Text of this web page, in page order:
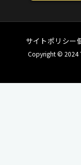
サイトポリシー
Copyright © 2024